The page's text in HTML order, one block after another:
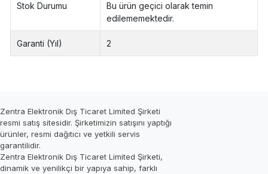
Stok Durumu
Bu ürün geçici olarak temin
edilememektedir.
Garanti (Yıl) 2
Zentra Elektronik Dış Ticaret Limited Şirketi
resmi satış sitesidir. Şirketimizin satışını yaptığı
ürünler, resmi dağıtıcı ve yetkili servis
garantilidir.
Zentra Elektronik Dış Ticaret Limited Şirketi,
dinamik ve yenilikçi bir yapıya sahip, farklı